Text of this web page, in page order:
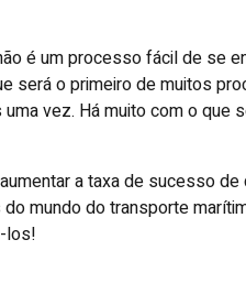
é um processo fácil de se
será o primeiro de muitos
vez. Há muito com o que
a taxa de sucesso de
mundo do transporte
los!